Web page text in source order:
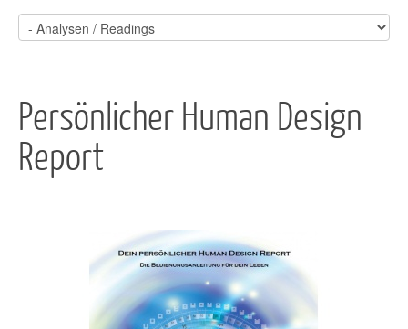
Persönlicher Human Design
Report